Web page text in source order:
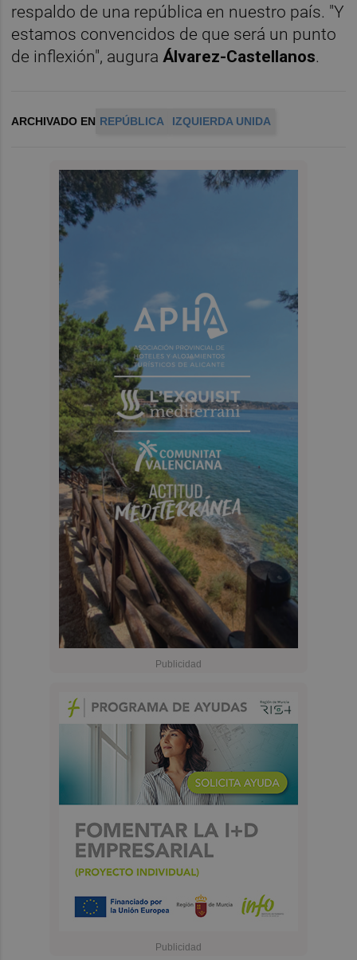
respaldo de una república en nuestro país. "Y
estamos convencidos de que será un punto
de inflexión", auguraÁlvarez-Castellanos.
ARCHIVADO EN REPÚBLICA IZQUIERDA UNIDA